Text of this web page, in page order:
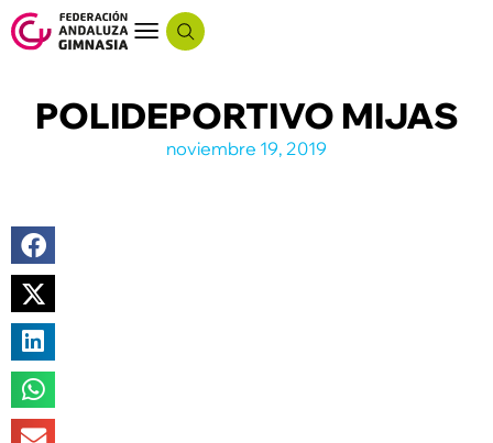
POLIDEPORTIVO MIJAS
noviembre 19, 2019